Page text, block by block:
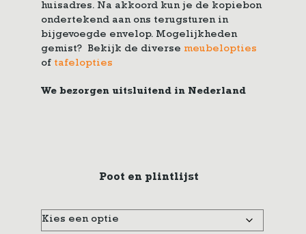
huisadres. Na akkoord kun je de kopiebon
ondertekend aan ons terugsturen in
bijgevoegde envelop. Mogelijkheden
gemist? Bekijk de diverse meubelopties
of tafelopties
We bezorgen uitsluitend in Nederland
Poot en plintlijst